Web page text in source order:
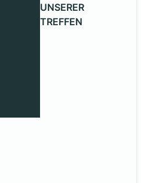
UNSERER
TREFFEN